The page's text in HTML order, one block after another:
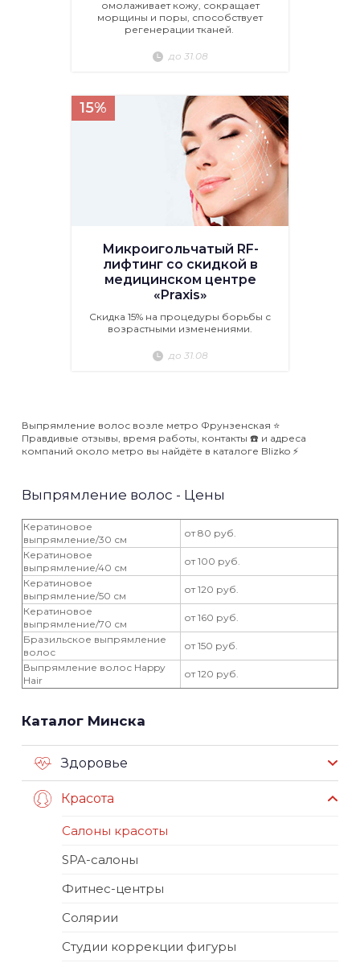
омолаживает кожу, сокращает
морщины и поры, способствует
регенерации тканей.
до 31.08
15%
Микроигольчатый RF-
лифтинг со скидкой в
медицинском центре
«Praxis»
Скидка 15% на процедуры борьбы с
возрастными изменениями.
до 31.08
Выпрямление волос возле метро Фрунзенская ⭐️
Правдивые отзывы, время работы, контакты ☎️ и адреса
компаний около метро вы найдёте в каталоге Blizko ⚡️
Выпрямление волос - Цены
Кератиновое
выпрямление/30 см
от 80 руб.
Кератиновое
выпрямление/40 см
от 100 руб.
Кератиновое
выпрямление/50 см
от 120 руб.
Кератиновое
выпрямление/70 см
от 160 руб.
Бразильское выпрямление
волос
от 150 руб.
Выпрямление волос Happy
Hair
от 120 руб.
Каталог Минска
Здоровье
Красота
Салоны красоты
SPA-салоны
Фитнес-центры
Солярии
Студии коррекции фигуры